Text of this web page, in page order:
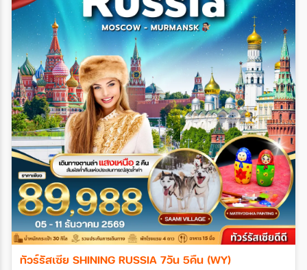
ทัวร์รัสเซีย SHINING RUSSIA 7วัน 5คืน (WY)